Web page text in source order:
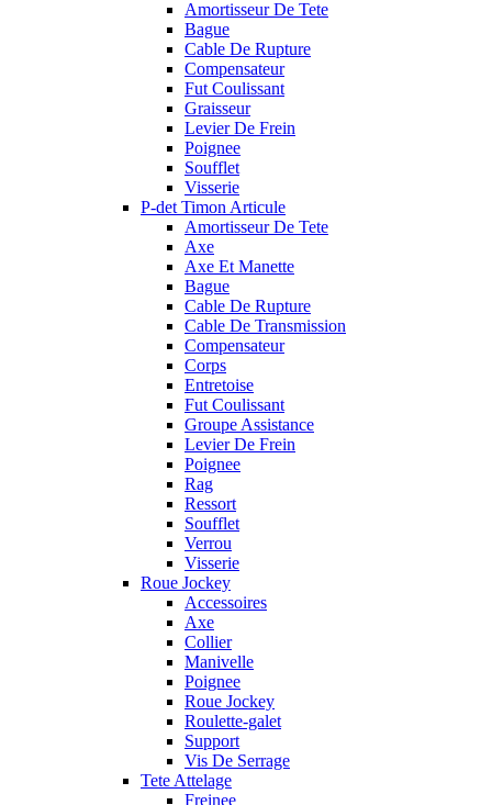
Amortisseur De Tete
Bague
Cable De Rupture
Compensateur
Fut Coulissant
Graisseur
Levier De Frein
Poignee
Soufflet
Visserie
P-det Timon Articule
Amortisseur De Tete
Axe
Axe Et Manette
Bague
Cable De Rupture
Cable De Transmission
Compensateur
Corps
Entretoise
Fut Coulissant
Groupe Assistance
Levier De Frein
Poignee
Rag
Ressort
Soufflet
Verrou
Visserie
Roue Jockey
Accessoires
Axe
Collier
Manivelle
Poignee
Roue Jockey
Roulette-galet
Support
Vis De Serrage
Tete Attelage
Freinee